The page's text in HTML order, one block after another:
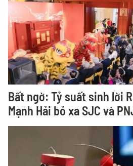
Bất ngờ: Tỷ suất sinh lời
Mạnh Hải bỏ xa SJC và